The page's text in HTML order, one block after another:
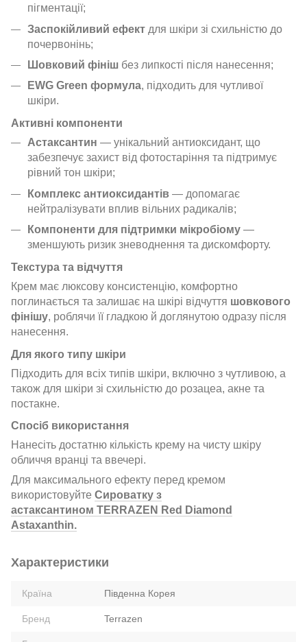
пігментації;
Заспокійливий ефект для шкіри зі схильністю до
почервонінь;
Шовковий фініш без липкості після нанесення;
EWG Green формула, підходить для чутливої
шкіри.
Активні компоненти
Астаксантин — унікальний антиоксидант, що
забезпечує захист від фотостаріння та підтримує
рівний тон шкіри;
Комплекс антиоксидантів — допомагає
нейтралізувати вплив вільних радикалів;
Компоненти для підтримки мікробіому —
зменшують ризик зневоднення та дискомфорту.
Текстура та відчуття
Крем має люксову консистенцію, комфортно
поглинається та залишає на шкірі відчуття шовкового
фінішу, роблячи її гладкою й доглянутою одразу після
нанесення.
Для якого типу шкіри
Підходить для всіх типів шкіри, включно з чутливою, а
також для шкіри зі схильністю до розацеа, акне та
постакне.
Спосіб використання
Нанесіть достатню кількість крему на чисту шкіру
обличчя вранці та ввечері.
Для максимального ефекту перед кремом
використовуйте Сироватку з
астаксантином TERRAZEN Red Diamond
Astaxanthin.
Характеристики
Країна Південна Корея
Бренд Terrazen